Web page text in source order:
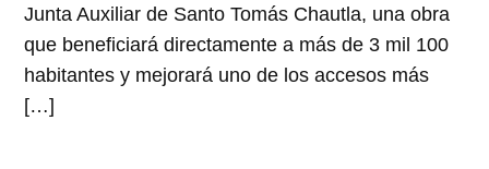
Junta Auxiliar de Santo Tomás Chautla, una obra
que beneficiará directamente a más de 3 mil 100
habitantes y mejorará uno de los accesos más
[…]